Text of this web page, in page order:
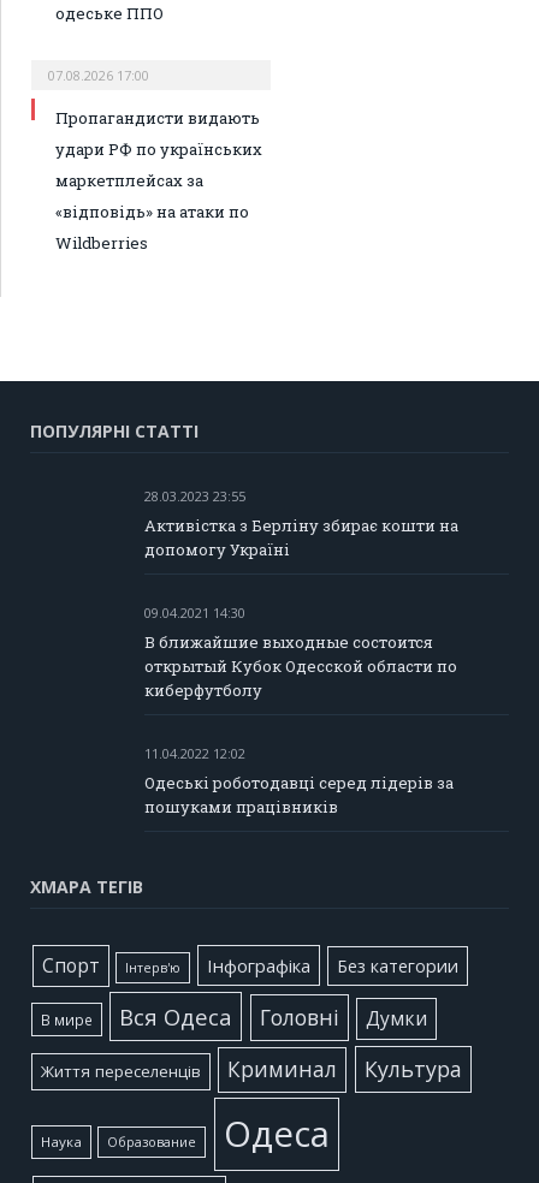
одеське ППО
07.08.2026 17:00
Пропагандисти видають
удари РФ по українських
маркетплейсах за
«відповідь» на атаки по
Wildberries
ПОПУЛЯРНІ СТАТТІ
28.03.2023 23:55
Активістка з Берліну збирає кошти на
допомогу Україні
09.04.2021 14:30
В ближайшие выходные состоится
открытый Кубок Одесской области по
киберфутболу
11.04.2022 12:02
Одеські роботодавці серед лідерів за
пошуками працівників
ХМАРА ТЕГІВ
Cпорт Інтерв'ю Інфографіка Без категории
В мире Вся Одеса Головні Думки
Життя переселенців Криминал Культура
Наука Образование Одеса